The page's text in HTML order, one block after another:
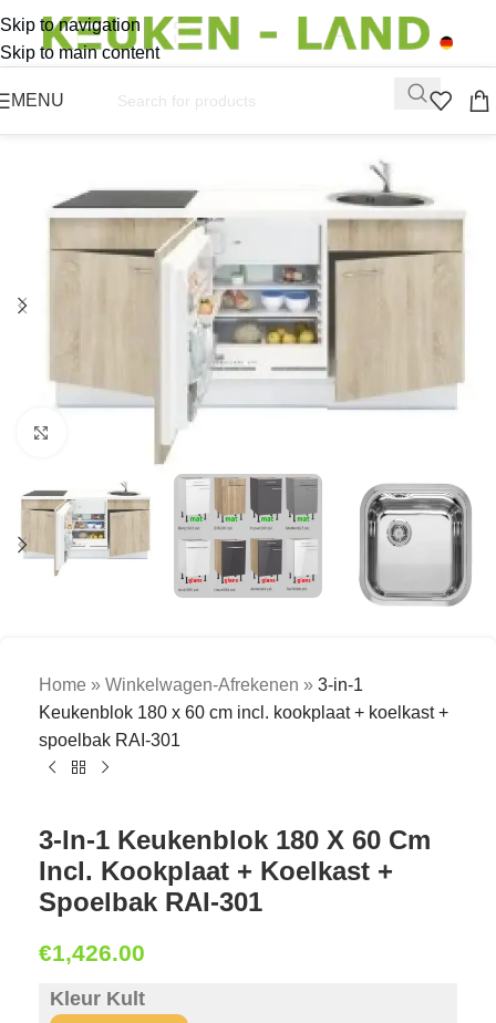
Skip to navigation
Skip to main content
MENU
Click to enlarge
Home » Winkelwagen-Afrekenen » 3-in-1
Keukenblok 180 x 60 cm incl. kookplaat + koelkast +
spoelbak RAI-301
3-In-1 Keukenblok 180 X 60 Cm
Incl. Kookplaat + Koelkast +
Spoelbak RAI-301
€1,426.00
Kleur Kult